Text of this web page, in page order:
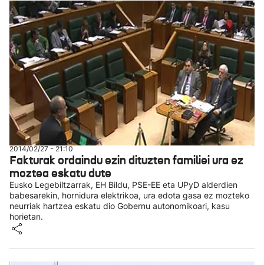
2014/02/27 - 21:10
Fakturak ordaindu ezin dituzten familiei ura ez
moztea eskatu dute
Eusko Legebiltzarrak, EH Bildu, PSE-EE eta UPyD alderdien
babesarekin, hornidura elektrikoa, ura edota gasa ez mozteko
neurriak hartzea eskatu dio Gobernu autonomikoari, kasu
horietan.